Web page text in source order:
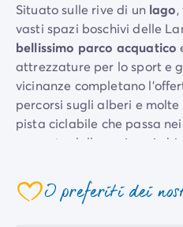
I nostri pacchetti
Il Servizio Clienti Homair
Prima di partire
Assicurazione di
Modalità di pagamento
Situato sulle rive di un lago
vasti spazi boschivi delle
bellissimo parco acquatico
attrezzature per lo sport e
vicinanze completano
percorsi sugli alberi e
pista ciclabile che passa
scoperta della regione in
un vero e proprio centro
I preferiti dei